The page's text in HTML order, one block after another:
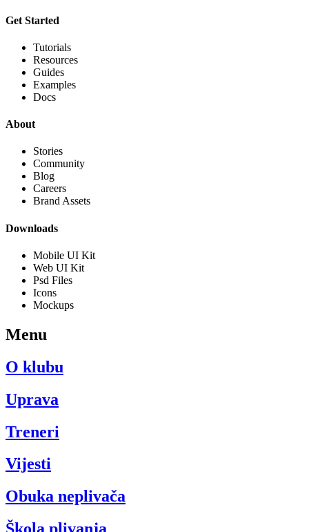
Get Started
Tutorials
Resources
Guides
Examples
Docs
About
Stories
Community
Blog
Careers
Brand Assets
Downloads
Mobile UI Kit
Web UI Kit
Psd Files
Icons
Mockups
Menu
O klubu
Uprava
Treneri
Vijesti
Obuka neplivača